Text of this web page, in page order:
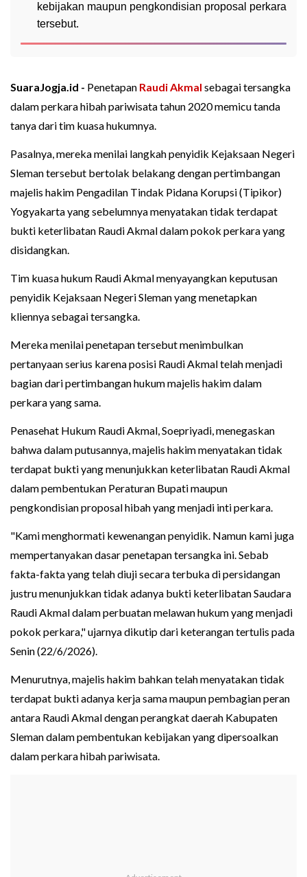
kebijakan maupun pengkondisian proposal perkara
tersebut.
SuaraJogja.id - Penetapan Raudi Akmal sebagai tersangka
dalam perkara hibah pariwisata tahun 2020 memicu tanda
tanya dari tim kuasa hukumnya.
Pasalnya, mereka menilai langkah penyidik Kejaksaan Negeri
Sleman tersebut bertolak belakang dengan pertimbangan
majelis hakim Pengadilan Tindak Pidana Korupsi (Tipikor)
Yogyakarta yang sebelumnya menyatakan tidak terdapat
bukti keterlibatan Raudi Akmal dalam pokok perkara yang
disidangkan.
Tim kuasa hukum Raudi Akmal menyayangkan keputusan
penyidik Kejaksaan Negeri Sleman yang menetapkan
kliennya sebagai tersangka.
Mereka menilai penetapan tersebut menimbulkan
pertanyaan serius karena posisi Raudi Akmal telah menjadi
bagian dari pertimbangan hukum majelis hakim dalam
perkara yang sama.
Penasehat Hukum Raudi Akmal, Soepriyadi, menegaskan
bahwa dalam putusannya, majelis hakim menyatakan tidak
terdapat bukti yang menunjukkan keterlibatan Raudi Akmal
dalam pembentukan Peraturan Bupati maupun
pengkondisian proposal hibah yang menjadi inti perkara.
"Kami menghormati kewenangan penyidik. Namun kami juga
mempertanyakan dasar penetapan tersangka ini. Sebab
fakta-fakta yang telah diuji secara terbuka di persidangan
justru menunjukkan tidak adanya bukti keterlibatan Saudara
Raudi Akmal dalam perbuatan melawan hukum yang menjadi
pokok perkara," ujarnya dikutip dari keterangan tertulis pada
Senin (22/6/2026).
Menurutnya, majelis hakim bahkan telah menyatakan tidak
terdapat bukti adanya kerja sama maupun pembagian peran
antara Raudi Akmal dengan perangkat daerah Kabupaten
Sleman dalam pembentukan kebijakan yang dipersoalkan
dalam perkara hibah pariwisata.